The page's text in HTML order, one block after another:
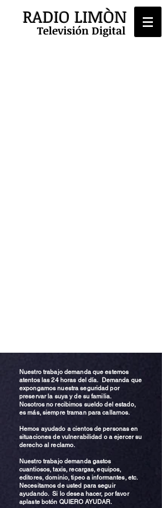
RADIO LIMÒN
Televisión Digital
Nuestro trabajo demanda que estemos
atentos las 24 horas del día. Demanda que
expongamos nuestra seguridad por
preservar la suya y de su familia.
Nosotros no recibimos sueldo del estado,
es más, siempre traman para callarnos.
Hemos ayudado a cientos de personas en
situaciones de vulnerabilidad o a ejercer su
derecho al reclamo.
Nuestro trabajo demanda gastos
cuantiosos, taxis, recargas, equipos,
editores, dominio, tipeo a informantes, etc.
Necesitamos de usted para seguir
ayudando. Si lo desea hacer, por favor
aplaste botón QUIERO AYUDAR.